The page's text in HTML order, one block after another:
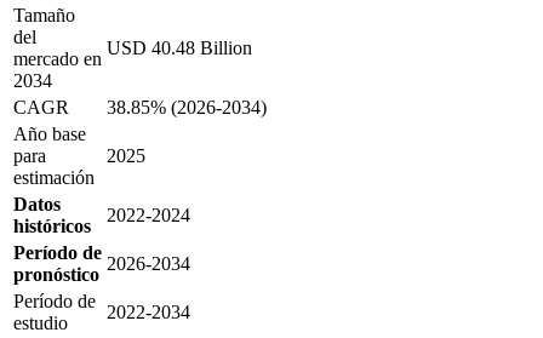
Tamaño
del
mercado en
2034
USD 40.48 Billion
CAGR
38.85% (2026-2034)
Año base
para
estimación
2025
Datos
históricos
2022-2024
Período de
pronóstico
2026-2034
Período de
estudio
2022-2034